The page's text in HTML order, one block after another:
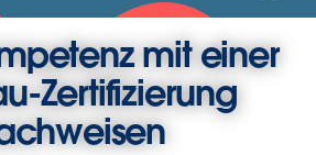
mit einer
Zertifizierung